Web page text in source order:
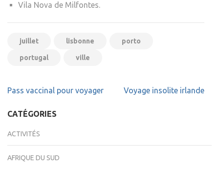
Vila Nova de Milfontes.
juillet lisbonne porto
portugal ville
Navigation
l’article
Pass vaccinal pour voyager Voyage insolite irlande
CATÉGORIES
ACTIVITÉS
AFRIQUE DU SUD